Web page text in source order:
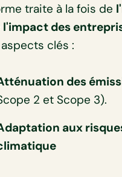
traite à la fois de
l'impact des
clés :
des
2 et Scope 3).
aux